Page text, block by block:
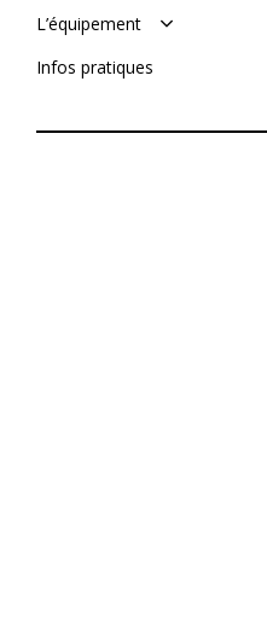
Soumettre un projet
L’équipement
De tournage
De post-production
Infos pratiques